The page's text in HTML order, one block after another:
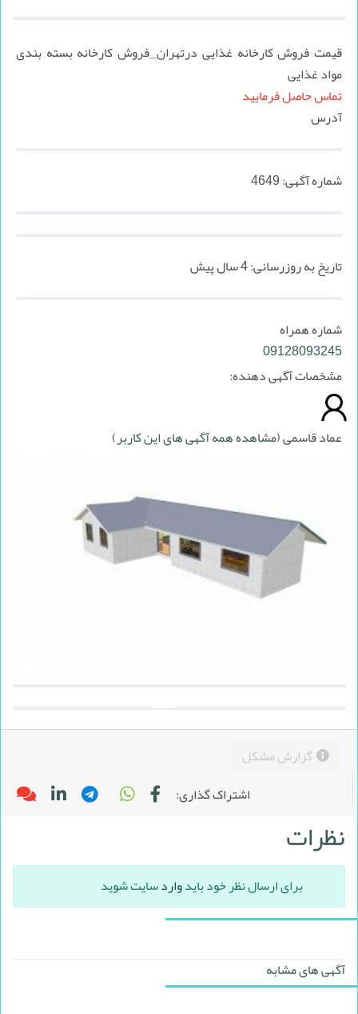
قیمت فروش کارخانه غذایی درتهران_فروش کارخانه بسته بندی
مواد غذایی
تماس حاصل فرمایید
آدرس
شماره آگهی:4649
تاریخ به روزرسانی:4 سال پیش
شماره همراه
09128093245
مشخصات آگهی دهنده:
عماد قاسمی(مشاهده همه آگهی های این کاربر)
گزارش مشکل
اشتراک گذاری:
نظرات
برای ارسال نظر خود بایدواردسایت شوید
آگهی های مشابه